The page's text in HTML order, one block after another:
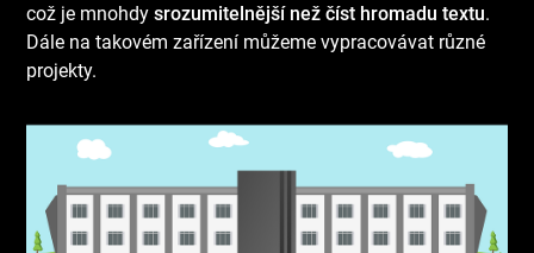
což je mnohdysrozumitelnější než číst hromadu textu.
Dále na takovém zařízení můžeme vypracovávat různé
projekty.